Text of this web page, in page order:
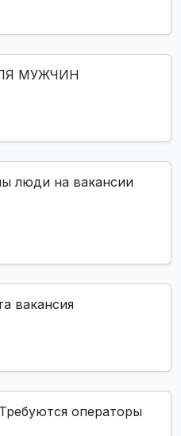
МУЖЧИН
люди на вакансии
вакансия
операторы